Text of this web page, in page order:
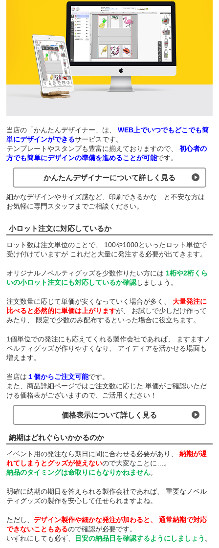
当店の「かんたんデザイナー」は、
WEB上でいつでもどこでも簡
単にデザインができるサービスです。
テンプレートやスタンプも豊富に揃えておりますので、
初心者の
方でも簡単にデザインの準備を進めることが可能です。
かんたんデザイナーについて詳しく見る
細かなデザインやサイズ感など、印刷できるかな…と不安な方は
お気軽に専門スタッフまでご相談ください。
小ロット注文に対応しているか
ロット数は注文単位のことで、
100や1000といったロット単位で
受け付けていますが これだと大量に発注する必要が出てきます。
オリジナルノベルティグッズを少数作りたい方には 1桁や2桁くら
いの小ロット注文にも対応しているか確認しましょう。
注文数量に応じて単価が安くなっていく場合が多く、
大量発注に
比べると必然的に単価は上がりますが、
お試しで少しだけ作って
みたり、
限定で少数のみ配布するといった場合に役立ちます。
1個単位での発注にも応えてくれる製作会社であれば、
ますますノ
ベルティグッズが作りやすくなり、
アイディアを活かせる場面も
増えます。
当店は １個からご注文可能です。
また、商品詳細ページではご注文数に応じた 単価がご確認いただ
ける価格表がございますので、ご活用ください！
価格表示について詳しく見る
納期はどれぐらいかかるのか
イベント用の発注なら期日に間に合わせる必要があり、
納期が遅
れてしまうとグッズが使えないので大変なことに…。
納品のタイミングは命取りにもなりかねません。
明確に納期の期日を答えられる製作会社であれば、
重要なノベル
ティグッズの製作を安心して任せられますよね。
ただし、デザイン製作や細かな発注が加わると、
通常納期で対応
できないこともあるので確認が必要です。
いずれにしても必ず、
目安の納品日を確認するようにしましょう 。